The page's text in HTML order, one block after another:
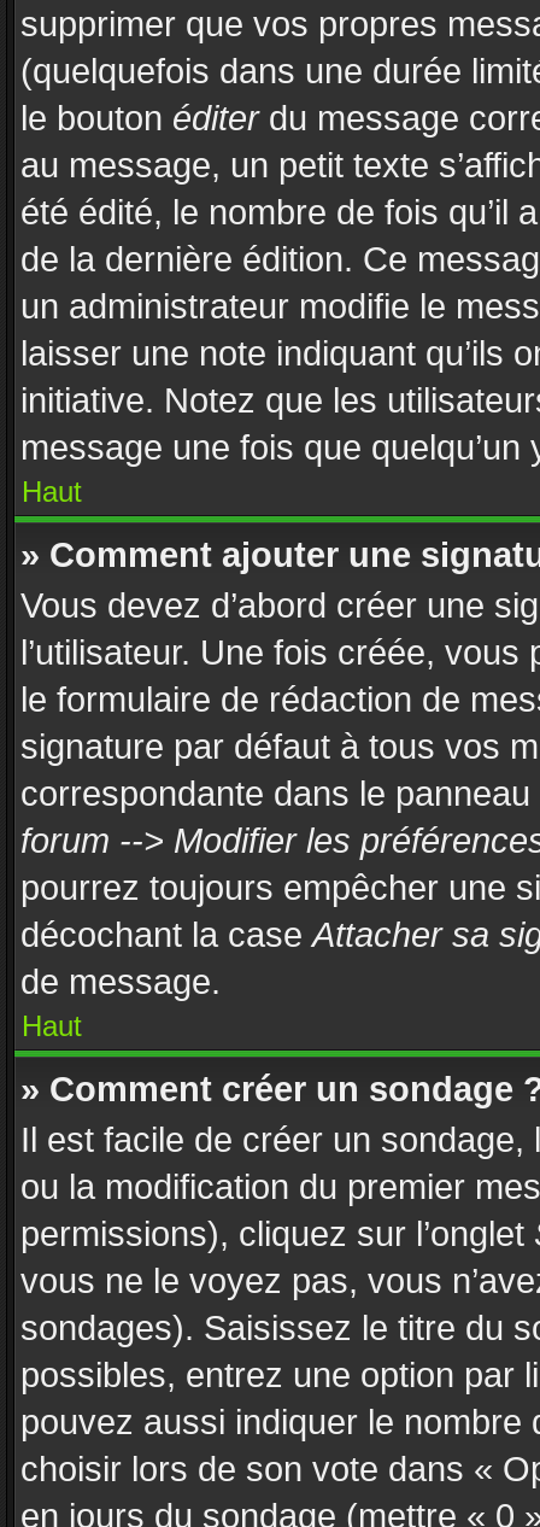
supprimer que vos propres
(quelquefois dans une durée
le bouton éditerdu message
au message, un petit texte
été édité, le nombre de fois qu’il
de la dernière édition. Ce
un administrateur modifie le
laisser une note indiquant qu’ils
initiative. Notez que les
message une fois que quelqu’un
Haut
» Comment ajouter une
Vous devez d’abord créer une
l’utilisateur. Une fois créée,
le formulaire de rédaction de
signature par défaut à tous vos
correspondante dans le
forum --> Modifier les
pourrez toujours empêcher une
décochant la caseAttacher sa
de message.
Haut
» Comment créer un sondage
Il est facile de créer un sondage,
ou la modification du premier
permissions), cliquez sur l’onglet
vous ne le voyez pas, vous
sondages). Saisissez le titre du
possibles, entrez une option par
pouvez aussi indiquer le nombre
choisir lors de son vote dans «
en jours du sondage (mettre « 0